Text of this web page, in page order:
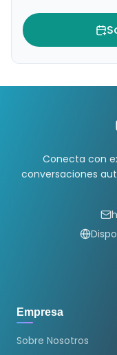
Conecta con
conversaciones
Empresa
Sobre Nosotros